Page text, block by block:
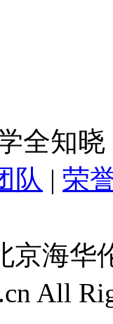
全知晓
队 | 荣
京海
All